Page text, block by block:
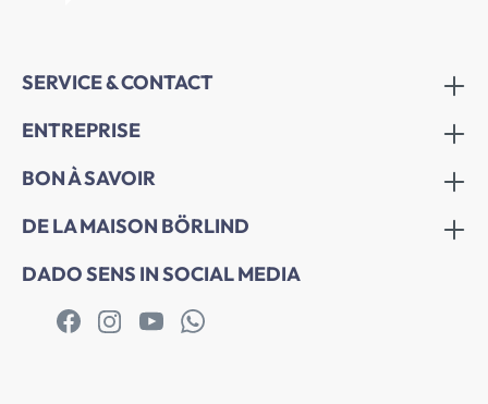
SERVICE & CONTACT
ENTREPRISE
BON À SAVOIR
DE LA MAISON BÖRLIND
DADO SENS IN SOCIAL MEDIA